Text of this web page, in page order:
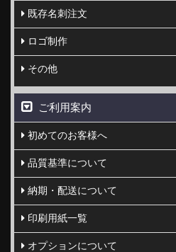
既存名刺注文
ロゴ制作
その他
ご利用案内
初めてのお客様へ
品質基準について
納期・配送について
印刷用紙一覧
オプションについて